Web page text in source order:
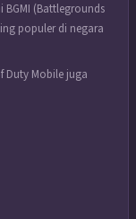
BGMI (Battlegrounds
populer di negara
Duty Mobile juga